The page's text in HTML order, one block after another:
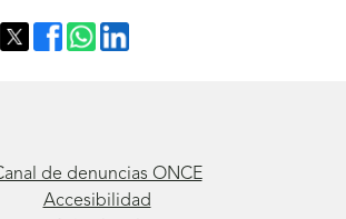
de denuncias ONCE
Accesibilidad